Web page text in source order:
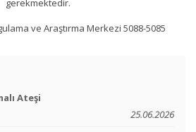
gerekmektedir.
ve Araştırma Merkezi 5088-5085
Ateşi
25.06.2026